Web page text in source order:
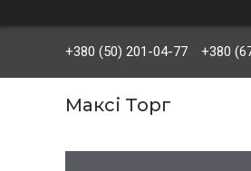
+380 (50) 201-04-77 +380
Максі Торг